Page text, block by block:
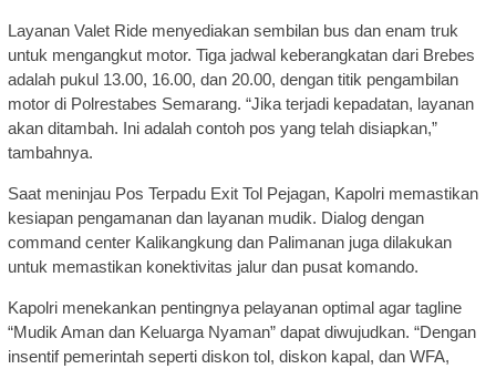
Layanan Valet Ride menyediakan sembilan bus dan enam truk
untuk mengangkut motor. Tiga jadwal keberangkatan dari Brebes
adalah pukul 13.00, 16.00, dan 20.00, dengan titik pengambilan
motor di Polrestabes Semarang. “Jika terjadi kepadatan, layanan
akan ditambah. Ini adalah contoh pos yang telah disiapkan,”
tambahnya.
Saat meninjau Pos Terpadu Exit Tol Pejagan, Kapolri memastikan
kesiapan pengamanan dan layanan mudik. Dialog dengan
command center Kalikangkung dan Palimanan juga dilakukan
untuk memastikan konektivitas jalur dan pusat komando.
Kapolri menekankan pentingnya pelayanan optimal agar tagline
“Mudik Aman dan Keluarga Nyaman” dapat diwujudkan. “Dengan
insentif pemerintah seperti diskon tol, diskon kapal, dan WFA,